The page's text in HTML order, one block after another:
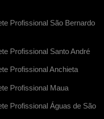
Profissional São Bernardo
Profissional Santo André
Profissional Anchieta
Profissional Maua
Profissional Águas de São